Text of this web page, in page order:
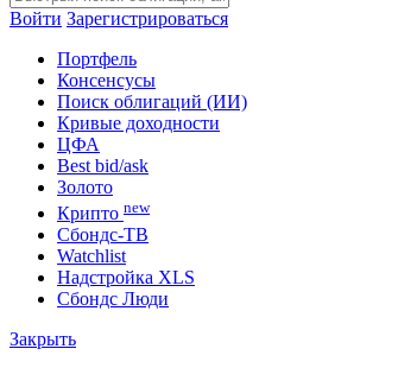
Войти Зарегистрироваться
Портфель
Консенсусы
Поиск облигаций (ИИ)
Кривые доходности
ЦФА
Best bid/ask
Золото
Крипто new
Сбондс-ТВ
Watchlist
Надстройка XLS
Сбондс Люди
Закрыть